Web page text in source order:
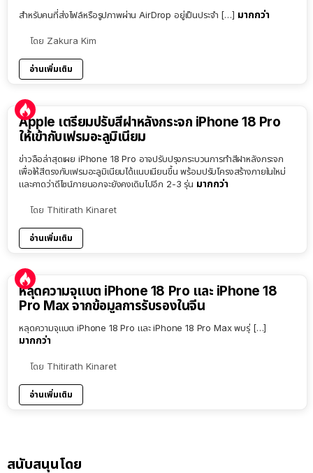
สำหรับคนที่ส่งไฟล์หรือรูปภาพผ่าน AirDrop อยู่เป็นประจำ […] มากกว่า
โดย Zakura Kim
อ่านเพิ่มเติม
Apple เตรียมปรับสีฝาหลังกระจก iPhone 18 Pro
ให้เข้ากับเฟรมอะลูมิเนียม
ข่าวลือล่าสุดเผย iPhone 18 Pro อาจปรับปรุงกระบวนการทำสีฝาหลังกระจก
เพื่อให้สีตรงกับเฟรมอะลูมิเนียมได้แนบเนียนขึ้น พร้อมปรับโครงสร้างภายในใหม่
และคาดว่าดีไซน์ภายนอกจะยังคงเดิมไปอีก 2-3 รุ่น มากกว่า
โดย Thitirath Kinaret
อ่านเพิ่มเติม
หลุดความจุแบต iPhone 18 Pro และ iPhone 18
Pro Max จากข้อมูลการรับรองในจีน
หลุดความจุแบต iPhone 18 Pro และ iPhone 18 Pro Max พบรุ่ […]
มากกว่า
โดย Thitirath Kinaret
อ่านเพิ่มเติม
สนับสนุนโดย